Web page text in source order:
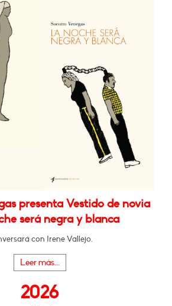
presenta Vestido de novia
será negra y blanca
con Irene Vallejo.
Leer más...
2026